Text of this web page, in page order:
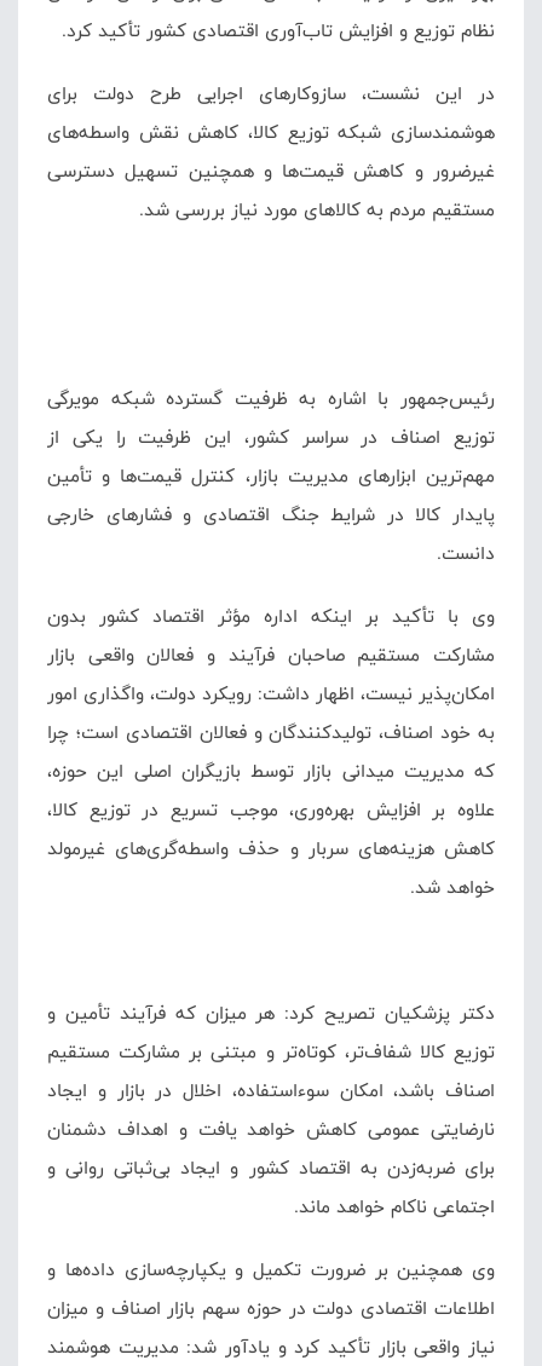
نظام توزیع و افزایش تاب‌آوری اقتصادی کشور تأکید کرد.
در این نشست، سازوکارهای اجرایی طرح دولت برای
هوشمندسازی شبکه توزیع کالا، کاهش نقش واسطه‌های
غیرضرور و کاهش قیمت‌ها و همچنین تسهیل دسترسی
مستقیم مردم به کالاهای مورد نیاز بررسی شد.
رئیس‌جمهور با اشاره به ظرفیت گسترده شبکه مویرگی
توزیع اصناف در سراسر کشور، این ظرفیت را یکی از
مهم‌ترین ابزارهای مدیریت بازار، کنترل قیمت‌ها و تأمین
پایدار کالا در شرایط جنگ اقتصادی و فشارهای خارجی
دانست.
وی با تأکید بر اینکه اداره مؤثر اقتصاد کشور بدون
مشارکت مستقیم صاحبان فرآیند و فعالان واقعی بازار
امکان‌پذیر نیست، اظهار داشت: رویکرد دولت، واگذاری امور
به خود اصناف، تولیدکنندگان و فعالان اقتصادی است؛ چرا
که مدیریت میدانی بازار توسط بازیگران اصلی این حوزه،
علاوه بر افزایش بهره‌وری، موجب تسریع در توزیع کالا،
کاهش هزینه‌های سربار و حذف واسطه‌گری‌های غیرمولد
خواهد شد.
دکتر پزشکیان تصریح کرد: هر میزان که فرآیند تأمین و
توزیع کالا شفاف‌تر، کوتاه‌تر و مبتنی بر مشارکت مستقیم
اصناف باشد، امکان سوءاستفاده، اخلال در بازار و ایجاد
نارضایتی عمومی کاهش خواهد یافت و اهداف دشمنان
برای ضربه‌زدن به اقتصاد کشور و ایجاد بی‌ثباتی روانی و
اجتماعی ناکام خواهد ماند.
وی همچنین بر ضرورت تکمیل و یکپارچه‌سازی داده‌ها و
اطلاعات اقتصادی دولت در حوزه سهم بازار اصناف و میزان
نیاز واقعی بازار تأکید کرد و یادآور شد: مدیریت هوشمند